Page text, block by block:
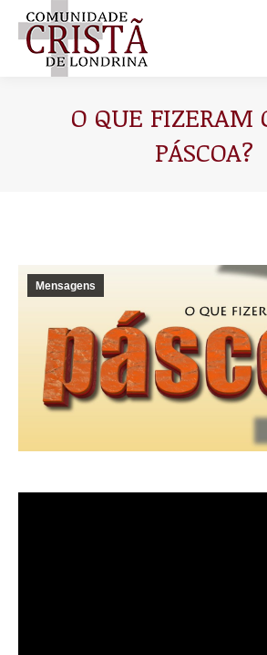
O QUE FIZERAM
PÁSCOA?
Mensagens